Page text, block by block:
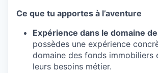
Ce que tu apportes à l’aventure
Expérience dans le domaine
possèdes une expérience
domaine des fonds immobiliers
leurs besoins métier.